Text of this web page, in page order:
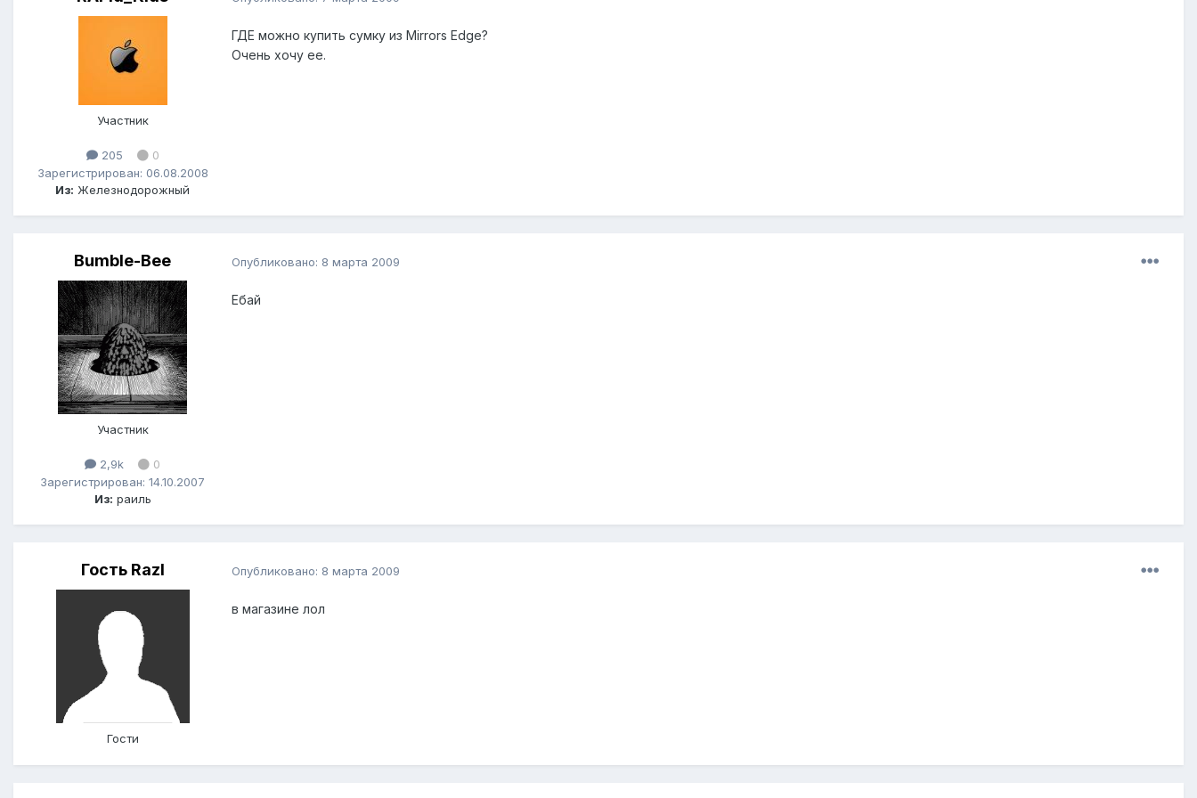
Участник
205
0
Зарегистрирован: 06.08.2008
Из: Железнодорожный
ГДЕ можно купить сумку из Mirrors Edge?
Очень хочу ее.
Bumble-Bee
Участник
2,9k
0
Зарегистрирован: 14.10.2007
Из: раиль
Опубликовано: 8 марта 2009
Ебай
Гость Razl
Гости
Опубликовано: 8 марта 2009
в магазине лол